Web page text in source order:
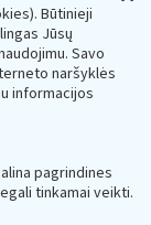
Būtinieji
Jūsų
Savo
naršyklės
informacijos
pagrindines
tinkamai veikti.
el.paštas:
Lietuvos
Juridinių